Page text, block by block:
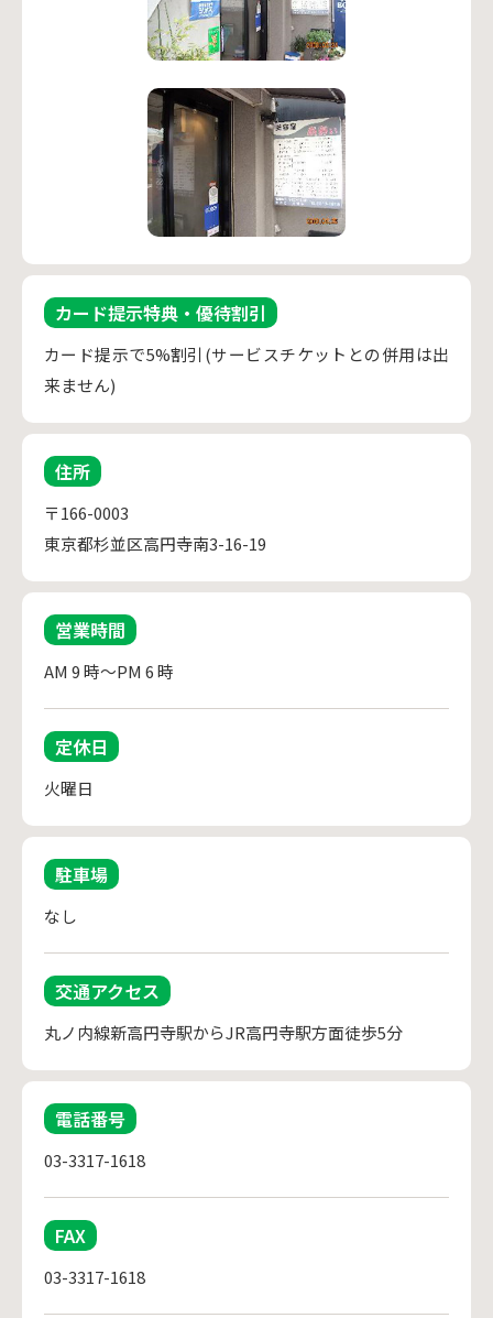
カード提示特典・優待割引
カード提示で5%割引(サービスチケットとの併用は出
来ません)
住所
〒166-0003
東京都杉並区高円寺南3-16-19
営業時間
AM 9 時～PM 6 時
定休日
火曜日
駐車場
なし
交通アクセス
丸ノ内線新高円寺駅からJR高円寺駅方面徒歩5分
電話番号
03-3317-1618
FAX
03-3317-1618